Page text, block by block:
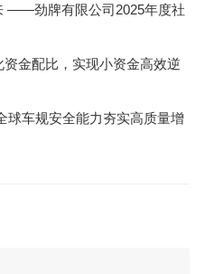
——劲牌有限公司2025年度社
金配比，实现小资金高效逆
球车规安全能力夯实高质量增